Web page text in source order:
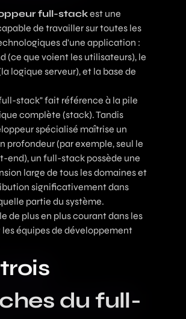
full-stackest une
de travailler sur toutes les
d'une application :
(ce que voient les utilisateurs), le
logique serveur), et la base de
stack" fait référence à la pile
complète (stack). Tandis
spécialisé maîtrise un
profondeur (par exemple, seul le
end), un full-stack possède une
large de tous les domaines et
significativement dans
partie du système.
de plus en plus courant dans les
équipes de développement
du full-